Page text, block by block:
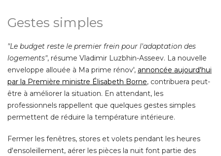
Gestes simples
"Le budget reste le premier frein pour l'adaptation des
logements", résume Vladimir Luzbhin-Asseev. La nouvelle
enveloppe allouée à Ma prime rénov', annoncée aujourd'hui
par la Première ministre Élisabeth Borne, contribuera peut-
être à améliorer la situation. En attendant, les
professionnels rappellent que quelques gestes simples
permettent de réduire la température intérieure.
Fermer les fenêtres, stores et volets pendant les heures
d'ensoleillement, aérer les pièces la nuit font partie des